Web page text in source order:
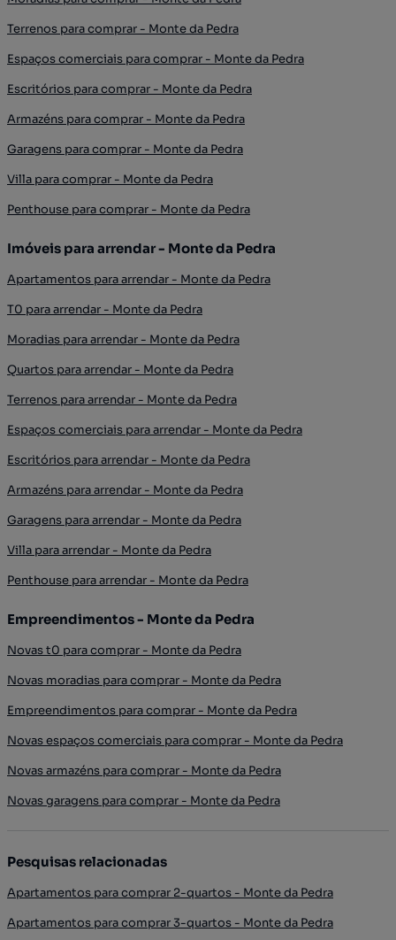
Terrenos para comprar - Monte da Pedra
Espaços comerciais para comprar - Monte da Pedra
Escritórios para comprar - Monte da Pedra
Armazéns para comprar - Monte da Pedra
Garagens para comprar - Monte da Pedra
Villa para comprar - Monte da Pedra
Penthouse para comprar - Monte da Pedra
Imóveis para arrendar - Monte da Pedra
Apartamentos para arrendar - Monte da Pedra
T0 para arrendar - Monte da Pedra
Moradias para arrendar - Monte da Pedra
Quartos para arrendar - Monte da Pedra
Terrenos para arrendar - Monte da Pedra
Espaços comerciais para arrendar - Monte da Pedra
Escritórios para arrendar - Monte da Pedra
Armazéns para arrendar - Monte da Pedra
Garagens para arrendar - Monte da Pedra
Villa para arrendar - Monte da Pedra
Penthouse para arrendar - Monte da Pedra
Empreendimentos - Monte da Pedra
Novas t0 para comprar - Monte da Pedra
Novas moradias para comprar - Monte da Pedra
Empreendimentos para comprar - Monte da Pedra
Novas espaços comerciais para comprar - Monte da Pedra
Novas armazéns para comprar - Monte da Pedra
Novas garagens para comprar - Monte da Pedra
Pesquisas relacionadas
Apartamentos para comprar 2-quartos - Monte da Pedra
Apartamentos para comprar 3-quartos - Monte da Pedra